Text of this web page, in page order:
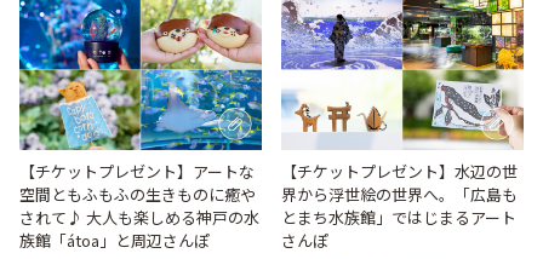
【チケットプレゼント】アートな
空間ともふもふの生きものに癒や
されて♪ 大人も楽しめる神戸の水
族館「átoa」と周辺さんぽ
【チケットプレゼント】水辺の世
界から浮世絵の世界へ。「広島も
とまち水族館」ではじまるアート
さんぽ